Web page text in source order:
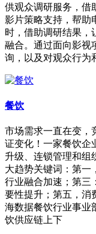
供观众调研服务，借
影片策略支持，帮助
时，借助调研结果，
融合。通过面向影视
询，以及对观众行为
餐饮
市场需求一直在变，
证变化！一家餐饮企
升级、连锁管理和组
大趋势关键词：第一
行业融合加速；第三
要性提升；第五，消
海数据餐饮行业事业
饮供应链上下